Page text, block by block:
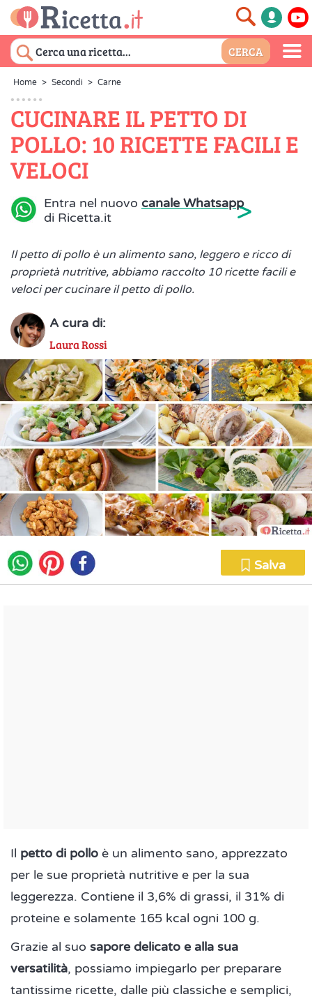
Home > Secondi > Carne
CUCINARE IL PETTO DI
POLLO: 10 RICETTE FACILI E
VELOCI
Entra nel nuovo canale Whatsapp
di Ricetta.it
>
Il petto di pollo è un alimento sano, leggero e ricco di
proprietà nutritive, abbiamo raccolto 10 ricette facili e
veloci per cucinare il petto di pollo.
A cura di:
Laura Rossi
Salva
Il petto di pollo è un alimento sano, apprezzato
per le sue proprietà nutritive e per la sua
leggerezza. Contiene il 3,6% di grassi, il 31% di
proteine e solamente 165 kcal ogni 100 g.
Grazie al suo sapore delicato e alla sua
versatilità, possiamo impiegarlo per preparare
tantissime ricette, dalle più classiche e semplici,